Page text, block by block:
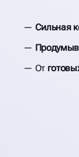
Сильная
От